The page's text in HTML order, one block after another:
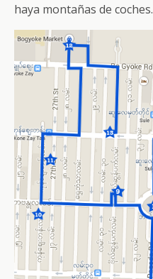
haya montañas de coches.